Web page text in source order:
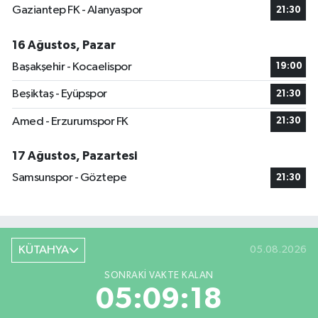
Gaziantep FK - Alanyaspor 21:30
16 Ağustos, Pazar
Başakşehir - Kocaelispor
19:00
Beşiktaş - Eyüpspor 21:30
Amed - Erzurumspor FK 21:30
17 Ağustos, Pazartesi
Samsunspor - Göztepe
21:30
KÜTAHYA 05.08.2026
SONRAKI VAKTE KALAN
05:09:16